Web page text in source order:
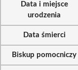
Data i miejsce
urodzenia
Data śmierci
Biskup pomocniczy